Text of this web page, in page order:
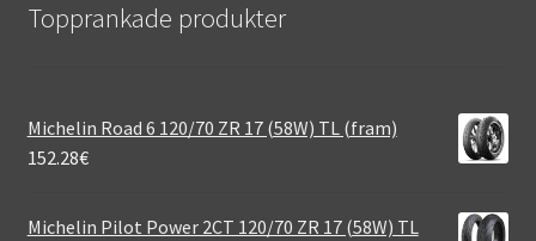
Topprankade produkter
Michelin Road 6 120/70 ZR 17 (58W) TL (fram)
152.28€
Michelin Pilot Power 2CT 120/70 ZR 17 (58W) TL